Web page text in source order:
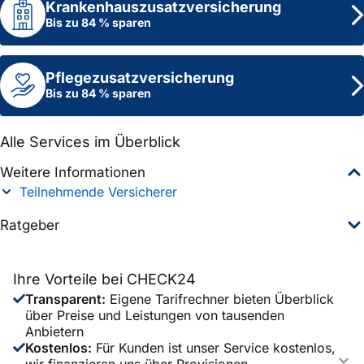
Krankenhaus­zusatzversicherung
Bis zu 84 % sparen
Pflegezusatz­versicherung
Bis zu 84 % sparen
Alle Services im Überblick
Weitere Informationen
Teilnehmende Versicherer
Ratgeber
Chiropraktiker
Ihre Vorteile bei CHECK24
Transparent: Eigene Tarifrechner bieten Überblick
über Preise und Leistungen von tausenden
Anbietern
Kostenlos: Für Kunden ist unser Service kostenlos,
1. Was ist eine Krankenzusatz­versicherung?
2.Für wen ist sie sinnvoll?
3.Krankenzusatz­versicherungen im Überblick